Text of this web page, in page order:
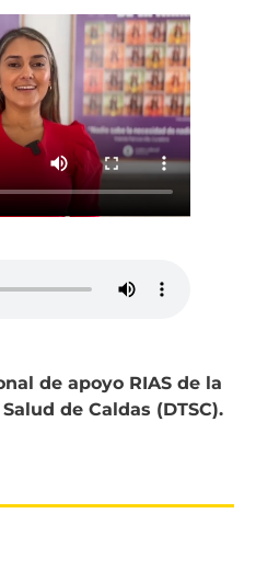
de apoyo RIAS de la
de Caldas (DTSC).